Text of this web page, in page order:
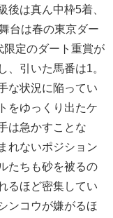
後は真ん中枠5着、
台は春の東京ダー
限定のダート重賞が
、引いた馬番は1。
な状況に陥ってい
をゆっくり出たケ
は急かすことな
れないポジション
たちも砂を被るの
るほど密集してい
ンコウが嫌がるほ